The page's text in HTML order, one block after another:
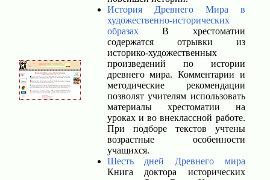
История Древнего Мира в
художественно-исторических
образахВ хрестоматии
содержатся отрывки из
историко-художественных
произведений по истории
древнего мира. Комментарии и
методические рекомендации
позволят учителям использовать
материалы хрестоматии на
уроках и во внеклассной работе.
При подборе текстов учтены
возрастные особенности
учащихся.
Шесть дней Древнего мира
Книга доктора исторических